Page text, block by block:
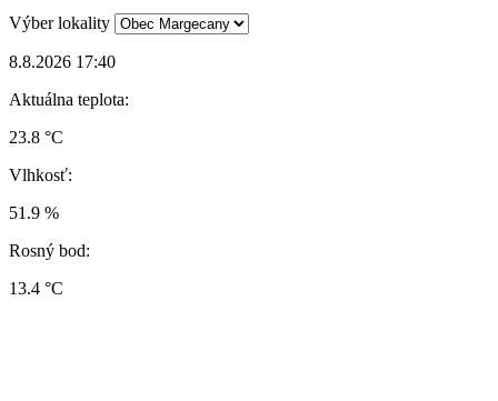
Výber lokality
8.8.2026 17:40
Aktuálna teplota:
23.8 °C
Vlhkosť:
51.9 %
Rosný bod:
13.4 °C